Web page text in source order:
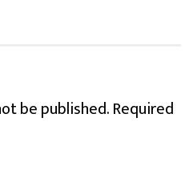
be published.Required